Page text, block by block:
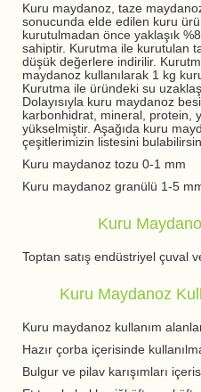
Kuru maydanoz, taze
sonucunda elde edilen kuru
kurutulmadan önce yaklaşık
sahiptir. Kurutma ile kurutulan
düşük değerlere indirilir.
maydanoz kullanılarak 1 kg
Kurutma ile üründeki su
Dolayısıyla kuru maydanoz
karbonhidrat, mineral, protein,
yükselmiştir. Aşağıda kuru
çeşitlerimizin listesini
Kuru maydanoz tozu 0-1 mm
Kuru maydanoz granülü 1-5
Kuru
Toptan satış endüstriyel çuval
Kuru Maydanoz
Kuru maydanoz kullanım
Hazır çorba içerisinde
Bulgur ve pilav karışımları